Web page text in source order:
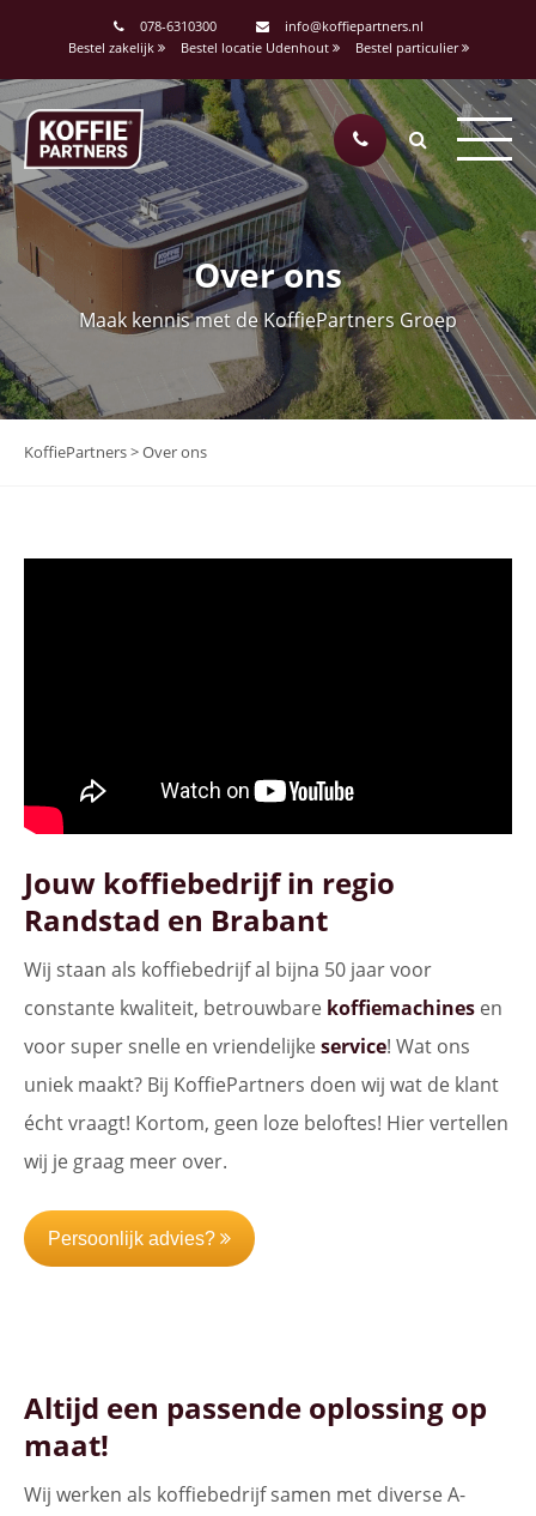
078-6310300
info@koffiepartners.nl
Bestel zakelijk
Bestel locatie Udenhout Bestel particulier
Over ons
Maak kennis met de KoffiePartners Groep
KoffiePartners>Over ons
Jouw koffiebedrijf in regio
Randstad en Brabant
Wij staan als koffiebedrijf al bijna 50 jaar voor
constante kwaliteit, betrouwbare koffiemachines en
voor super snelle en vriendelijke service! Wat ons
uniek maakt? Bij KoffiePartners doen wij wat de klant
écht vraagt! Kortom, geen loze beloftes! Hier vertellen
wij je graag meer over.
Persoonlijk advies?
Altijd een passende oplossing op
maat!
Wij werken als koffiebedrijf samen met diverse A-